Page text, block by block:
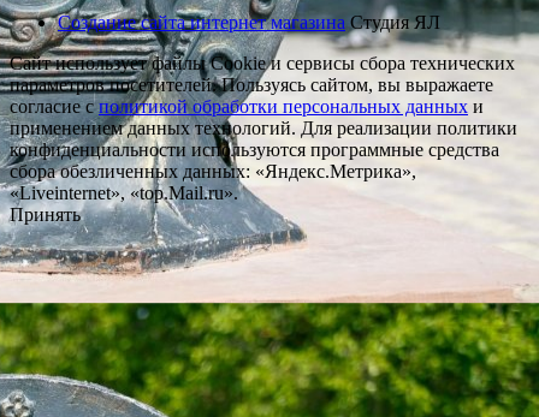
Создание сайта интернет магазина Студия ЯЛ
Сайт использует файлы Cookie и сервисы сбора технических
параметров посетителей. Пользуясь сайтом, вы выражаете
согласие сполитикой обработки персональных данных и
применением данных технологий. Для реализации политики
конфиденциальности используются программные средства
сбора обезличенных данных: «Яндекс.Метрика»,
«Liveinternet», «top.Mail.ru».
Принять